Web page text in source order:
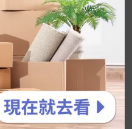
作用解析＋停藥後體重
是能快樂執行的！6 個